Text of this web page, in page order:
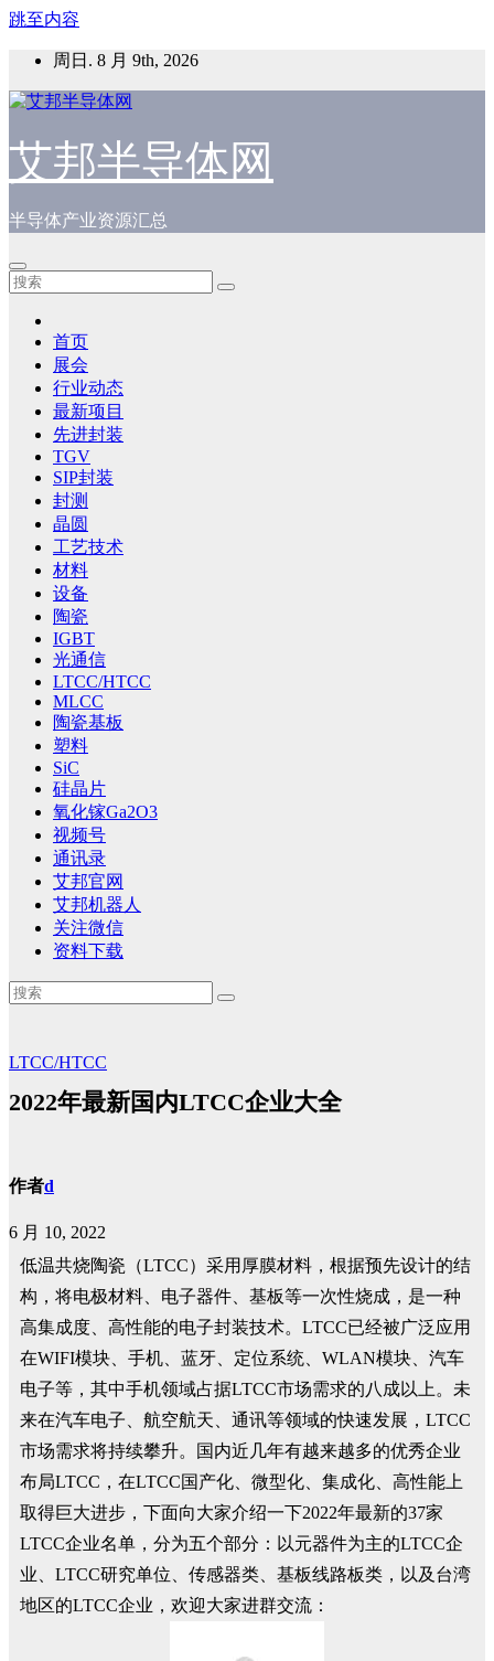
跳至内容
周日. 8 月 9th, 2026
艾邦半导体网
半导体产业资源汇总
首页
展会
行业动态
最新项目
先进封装
TGV
SIP封装
封测
晶圆
工艺技术
材料
设备
陶瓷
IGBT
光通信
LTCC/HTCC
MLCC
陶瓷基板
塑料
SiC
硅晶片
氧化镓Ga2O3
视频号
通讯录
艾邦官网
艾邦机器人
关注微信
资料下载
LTCC/HTCC
2022年最新国内LTCC企业大全
作者d
6 月 10, 2022
低温共烧陶瓷（LTCC）采用厚膜材料，根据预先设计的结
构，将电极材料、电子器件、基板等一次性烧成，是一种
高集成度、高性能的电子封装技术。LTCC已经被广泛应用
在WIFI模块、手机、蓝牙、定位系统、WLAN模块、汽车
电子等，其中手机领域占据LTCC市场需求的八成以上。未
来在汽车电子、航空航天、通讯等领域的快速发展，LTCC
市场需求将持续攀升。国内近几年有越来越多的优秀企业
布局LTCC，在LTCC国产化、微型化、集成化、高性能上
取得巨大进步，下面向大家介绍一下2022年最新的37家
LTCC企业名单，分为五个部分：以元器件为主的LTCC企
业、LTCC研究单位、传感器类、基板线路板类，以及台湾
地区的LTCC企业，欢迎大家进群交流：